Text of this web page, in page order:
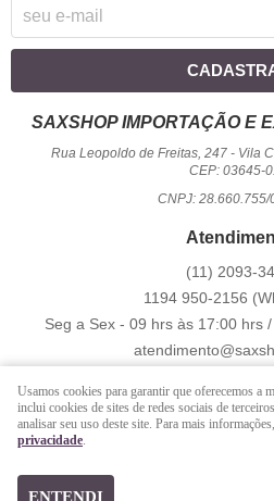
SAXSHOP IMPORTAÇÃO E
Rua Leopoldo de Freitas, 247- Vila
CEP: 03645-
CNPJ: 28.660.755/
(11) 2093-
1194 950-2156
Seg a Sex - 09 hrs às 17:00 hrs
LOJA VIRTUAL CRIADA POR
Usamos cookies para garantir que oferecemos a
inclui cookies de sites de redes sociais de
analisar seu uso deste site. Para mais
privacidade.
ENTENDI
https://www.saxshop.com.br/file/